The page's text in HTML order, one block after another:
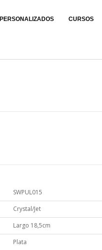
CURSOS
SWPUL015
Crystal/Jet
Largo 18,5cm
Plata